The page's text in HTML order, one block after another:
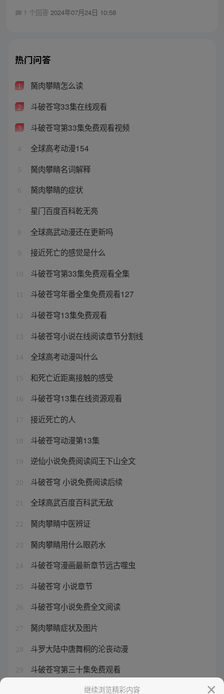
1 个回答 2024年07月24日 10:58
热门问答
1 胬肉攀睛怎么读
2 斗破苍穹33集在线观看
3 斗破苍穹第33集免费观看视频
4 全球高考动漫154
5 胬肉攀睛名词解释
6 胬肉攀睛的症状
7 星门百度百科乾无亮
8 全球高武动漫还在更新吗
9 接近死亡的感觉是什么
10 斗破苍穹第33集免费观看全集
斗破苍穹年番全集免费观看127
12 斗破苍穹13集免费观看
13 斗破苍穹小说在线阅读章节分割线
14 全球高考动漫叫什么
15 和死亡近距离接触的感受
16 斗破苍穹13集在线资源观看
17 接近死亡的人
18 斗破苍穹动漫第13集
19 逆仙小说免费阅读阎王下山全文
20 斗破苍穹 小说免费阅读后续
21 全球高武百度百科武无敌
22 胬肉攀睛中医辨证
23 胬肉攀睛用什么眼药水
24 斗破苍穹漫画最新章节远古噬虫
25 斗破苍穹 小说章节
26 斗破苍穹小说免费全文阅读
27 胬肉攀睛症状及图片
28 斗罗大陆中唐舞桐的沦丧动漫
29 斗破苍穹第三十集免费观看
斗破苍穹电视剧第33集继续浏览精彩内容